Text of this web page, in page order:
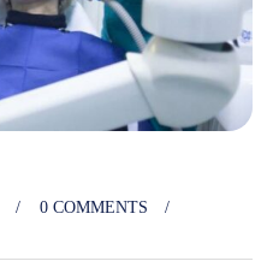
0 COMMENTS